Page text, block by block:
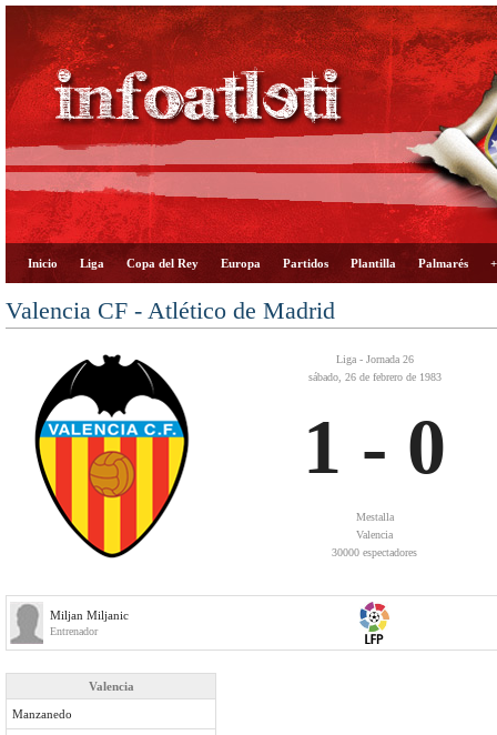
Inicio Liga Copa del Rey Europa Partidos Plantilla Palmarés
Valencia CF - Atlético de Madrid
Liga - Jornada 26
sábado, 26 de febrero de 1983
1 - 0
Mestalla
Valencia
30000 espectadores
Miljan Miljanic
Entrenador
Valencia
Manzanedo